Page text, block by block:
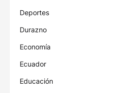
Deportes
Durazno
Economía
Ecuador
Educación